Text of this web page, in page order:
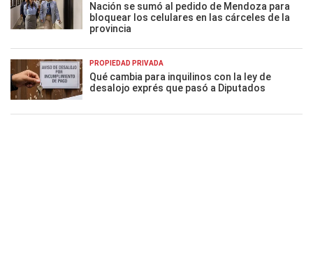
Nación se sumó al pedido de Mendoza para
bloquear los celulares en las cárceles de la
provincia
PROPIEDAD PRIVADA
Qué cambia para inquilinos con la ley de
desalojo exprés que pasó a Diputados